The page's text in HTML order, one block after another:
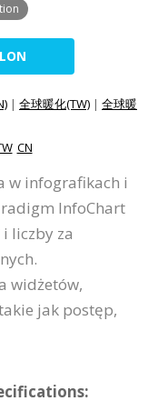
| 全球暖化(TW) | 全球暖
CN
w infografikach i
InfoChart
liczby za
widżetów,
jak postęp,